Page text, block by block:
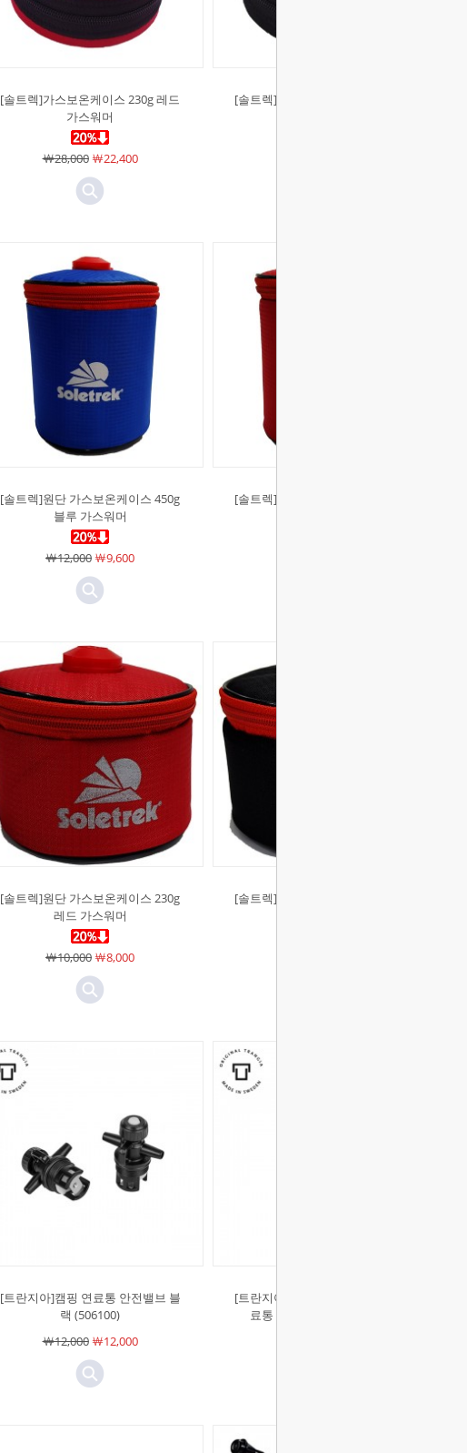
[솔트렉]가스보온케이스 230g 레드
가스워머
￦28,000￦22,400
[솔트렉]가스보온케이스 230g 블랙
[솔트렉]원단 가스보온케이스 450g
블루 가스워머
￦12,000￦9,600
[솔트렉]원단 가스보온케이스 450g
[솔트렉]원단 가스보온케이스 230g
레드 가스워머
￦10,000￦8,000
[솔트렉]원단 가스보온케이스 230g
[트란지아]캠핑 연료통 안전밸브 블
랙 (506100)
￦12,000￦12,000
[트란지아]멀티퓨얼 캠핑 여행용 연
료통 1L 올리브그린 (506110)